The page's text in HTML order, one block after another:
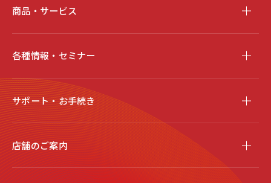
商品・サービス
各種情報・セミナー
サポート・お手続き
店舗のご案内